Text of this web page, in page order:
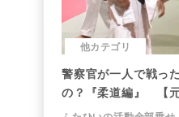
他カテゴリ
警察官が一人で戦っ
の？『柔道編』 【元